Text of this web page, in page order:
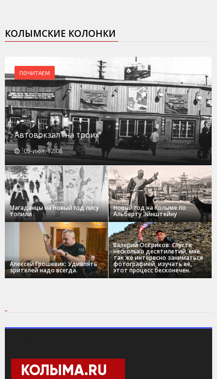
КОЛЫМСКИЕ КОЛОНКИ
ПОЧИТАЕМ
Автовокзал "на троих"
05-июл, 12:08
Магаданцы на Новый год лису
топили
Новый год на Колыме по
Альберту Эйнштейну
Алексей Грошевик: Удивлять
зрителей надо всегда.
Валерий Остриков: Спустя
несколько десятилетий, мне
так же интересно заниматься
фотографией, изучать ее,
этот процесс бесконечен.
КОЛЫМА.RU